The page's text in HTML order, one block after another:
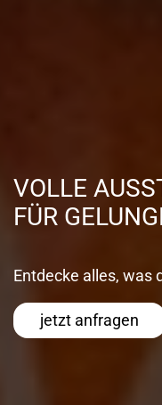
VOLLE
FÜR
Entdecke alles, was
jetzt anfragen